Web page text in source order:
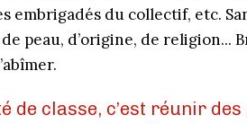
embrigadés du col­lectif, etc.
peau, d’origine, de religion...
de classe, c’est réunir